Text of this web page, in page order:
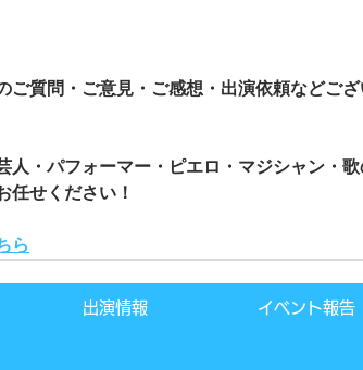
ご質問・ご意見・ご感想・出演依頼などご
人・パフォーマー・ピエロ・マジシャン・
任せください！
ら
出演情報 イベント報告